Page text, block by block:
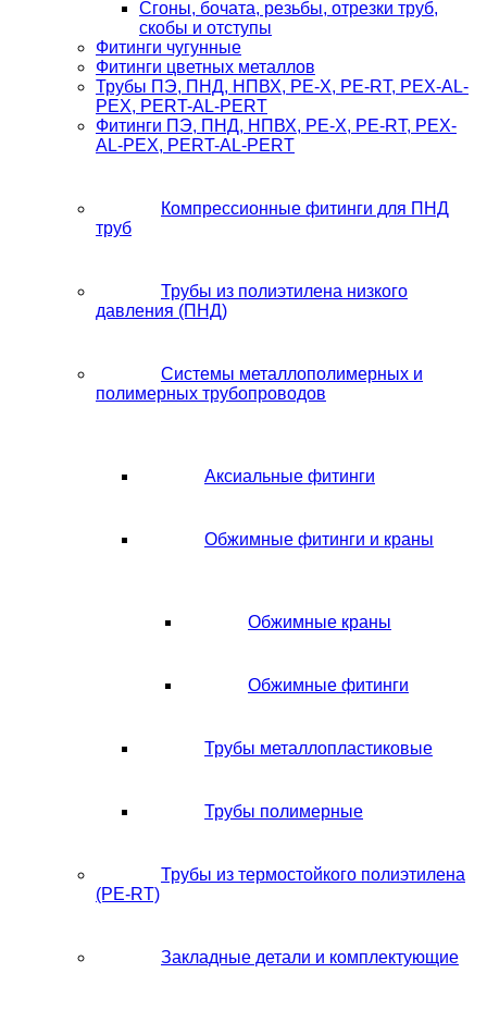
Сгоны, бочата, резьбы, отрезки труб,
скобы и отступы
Фитинги чугунные
Фитинги цветных металлов
Трубы ПЭ, ПНД, НПВХ, PE-X, PE-RT, PEX-AL-
PEX, PERT-AL-PERT
Фитинги ПЭ, ПНД, НПВХ, PE-X, PE-RT, PEX-
AL-PEX, PERT-AL-PERT
Компрессионные фитинги для ПНД
труб
Трубы из полиэтилена низкого
давления (ПНД)
Системы металлополимерных и
полимерных трубопроводов
Аксиальные фитинги
Обжимные фитинги и краны
Обжимные краны
Обжимные фитинги
Трубы металлопластиковые
Трубы полимерные
Трубы из термостойкого полиэтилена
(PE-RT)
Закладные детали и комплектующие